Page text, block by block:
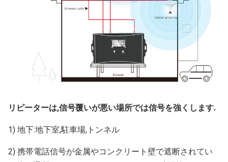
リピーターは,信号覆いが悪い場所では信号を強くします.
1) 地下:地下室,駐車場,トンネル
2) 携帯電話信号が金属やコンクリート壁で遮断されてい